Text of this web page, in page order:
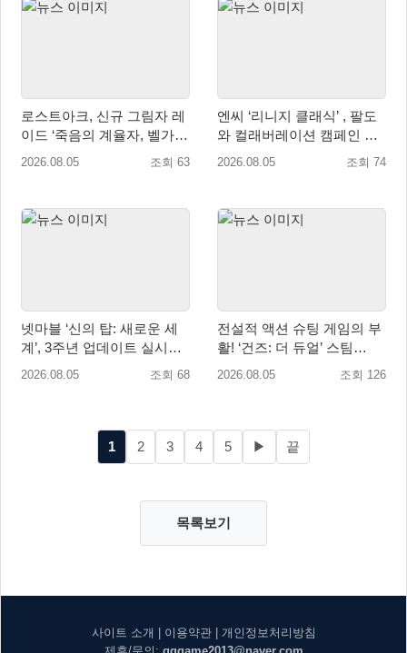
로스트아크, 신규 그림자 레
이드 ‘죽음의 계율자, 벨가르
딘’ 업데이트
2026.08.05 조회 63
엔씨 ‘리니지 클래식’ , 팔도
와 컬래버레이션 캠페인 진
행
2026.08.05 조회 74
넷마블 ‘신의 탑: 새로운 세
계’, 3주년 업데이트 실시…
신규 가주 ‘연 이랑’ 등장
2026.08.05 조회 68
전설적 액션 슈팅 게임의 부
활! ‘건즈: 더 듀얼’ 스팀
(Steam) 8월 14일 정식 오픈
2026.08.05 조회 126
1 2 3 4 5 ▶ 끝
목록보기
사이트 소개 | 이용약관| 개인정보처리방침